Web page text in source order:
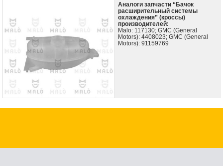
Аналоги запчасти “Бачок
расширительный системы
охлаждения” (кроссы)
производителей:
Malo: 117130; GMC (General
Motors): 4408023; GMC (General
Motors): 91159769